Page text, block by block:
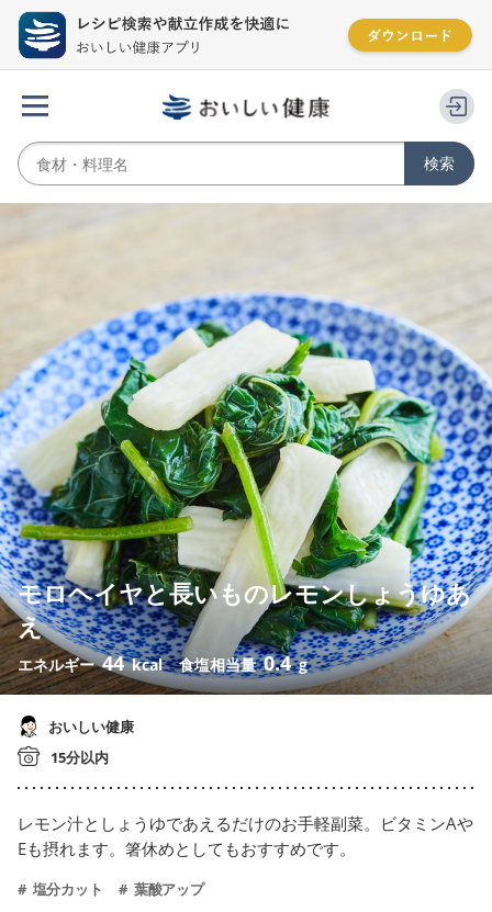
モロヘイヤと長いものレモンしょうゆあ
え
エネルギー44 kcal 食塩相当量0.4 g
おいしい健康
15分以内
レモン汁としょうゆであえるだけのお手軽副菜。ビタミンAや
Eも摂れます。箸休めとしてもおすすめです。
塩分カット 葉酸アップ